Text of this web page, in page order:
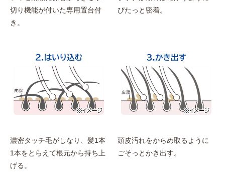
切り機能が付いた専用置台付
き。
ぴたっと密着。
濃密タッチ毛がしなり、髪1本
1本をとらえて根元から持ち上
げる。
頭皮汚れをからめ取るように
ごそっとかき出す。